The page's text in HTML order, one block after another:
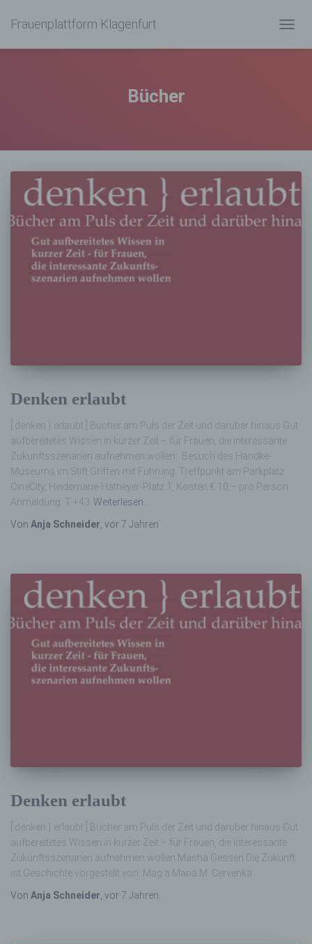
Frauenplattform Klagenfurt
Bücher
Denken erlaubt
[ denken } erlaubt ] Bücher am Puls der Zeit und darüber hinaus Gut
aufbereitetes Wissen in kurzer Zeit – für Frauen, die interessante
Zukunftsszenarien aufnehmen wollen Besuch des Handke-
Museums im Stift Griffen mit Führung. Treffpunkt am Parkplatz
CineCity, Heidemarie-Hatheyer-Platz 1, Kosten € 10,– pro Person.
Anmeldung: T +43 Weiterlesen…
Von Anja Schneider , vor7 Jahren
Denken erlaubt
[ denken } erlaubt ] Bücher am Puls der Zeit und darüber hinaus Gut
aufbereitetes Wissen in kurzer Zeit – für Frauen, die interessante
Zukunftsszenarien aufnehmen wollen Masha Gessen Die Zukunft
ist Geschichte vorgestellt von: Mag.a Maria M. Cervenka
Von Anja Schneider, vor7 Jahren